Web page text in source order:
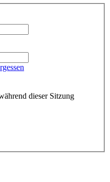
dieser Sitzung